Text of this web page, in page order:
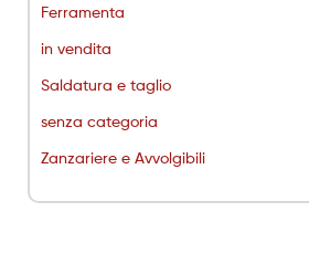
Ferramenta
in vendita
Saldatura e taglio
senza categoria
Zanzariere e Avvolgibili